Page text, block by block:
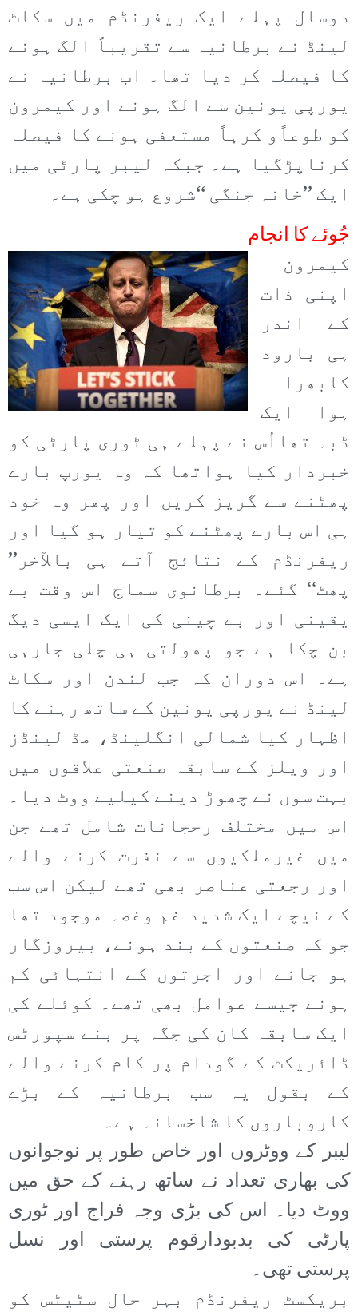
دوسال پہلے ایک ریفرنڈم میں سکاٹ
لینڈ نے برطانیہ سے تقریباً الگ ہونے
کا فیصلہ کر دیا تھا۔ اب برطانیہ نے
یورپی یونین سے الگ ہونے اور کیمرون
کو طوعاًو کرہاً مستعفی ہونے کا فیصلہ
کرناپڑگیا ہے۔ جبکہ لیبر پارٹی میں
ایک ’’خانہ جنگی ‘‘شروع ہو چکی ہے۔
جُوئے کا انجام
کیمرون
اپنی ذات
کے اندر
ہی بارود
کابھرا
ہوا ایک
ڈبہ تھااُس نے پہلے ہی ٹوری پارٹی کو
خبردار کیا ہواتھا کہ وہ یورپ بارے
پھٹنے سے گریز کریں اور پھر وہ خود
ہی اس بارے پھٹنے کو تیار ہو گیا اور
ریفرنڈم کے نتائج آتے ہی بالآخر’’
پھٹ‘‘ گئے۔ برطانوی سماج اس وقت بے
یقینی اور بے چینی کی ایک ایسی دیگ
بن چکا ہے جو پھولتی ہی چلی جارہی
ہے۔ اس دوران کہ جب لندن اور سکاٹ
لینڈ نے یورپی یونین کے ساتھ رہنے کا
اظہار کیا شمالی انگلینڈ، مڈ لینڈز
اور ویلز کے سابقہ صنعتی علاقوں میں
بہت سوں نے چھوڑ دینے کیلیے ووٹ دیا۔
اس میں مختلف رحجانات شامل تھے جن
میں غیرملکیوں سے نفرت کرنے والے
اور رجعتی عناصر بھی تھے لیکن اس سب
کے نیچے ایک شدید غم وغصہ موجود تھا
جو کہ صنعتوں کے بند ہونے، بیروزگار
ہو جانے اور اجرتوں کے انتہائی کم
ہونے جیسے عوامل بھی تھے۔ کوئلے کی
ایک سابقہ کان کی جگہ پر بنے سپورٹس
ڈائریکٹ کے گودام پر کام کرنے والے
کے بقول یہ سب برطانیہ کے بڑے
کاروباروں کا شاخسانہ ہے۔
لیبر کے ووٹروں اور خاص طور پر نوجوانوں
کی بھاری تعداد نے ساتھ رہنے کے حق میں
ووٹ دیا۔ اس کی بڑی وجہ فراج اور ٹوری
پارٹی کی بدبودارقوم پرستی اور نسل
پرستی تھی۔
بریکسٹ ریفرنڈم بہر حال سٹیٹس کو